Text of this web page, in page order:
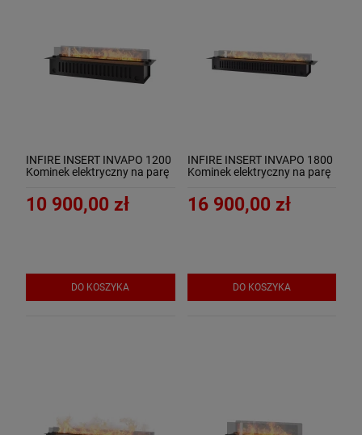
INFIRE INSERT INVAPO 1200
Kominek elektryczny na parę
10 900,00 zł
DO KOSZYKA
INFIRE INSERT INVAPO 1800
Kominek elektryczny na parę
16 900,00 zł
DO KOSZYKA